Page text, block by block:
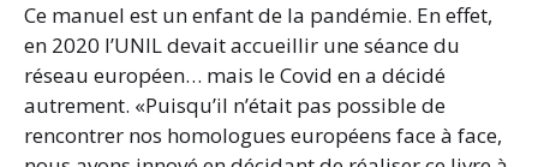
Ce manuel est un enfant de la pandémie. En effet,
en 2020 l’UNIL devait accueillir une séance du
réseau européen… mais le Covid en a décidé
autrement. «Puisqu’il n’était pas possible de
rencontrer nos homologues européens face à face,